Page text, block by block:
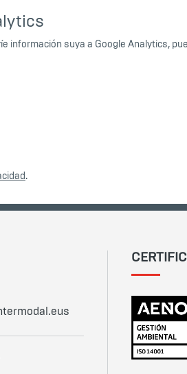
información suya a Google Analytics,
.